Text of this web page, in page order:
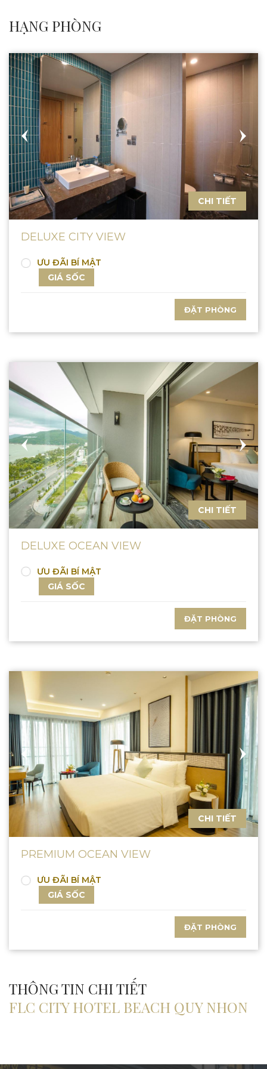
HẠNG PHÒNG
CHI TIẾT
DELUXE CITY VIEW
ƯU ĐÃI BÍ MẬT
GIÁ SỐC
ĐẶT PHÒNG
CHI TIẾT
DELUXE OCEAN VIEW
ƯU ĐÃI BÍ MẬT
GIÁ SỐC
ĐẶT PHÒNG
CHI TIẾT
PREMIUM OCEAN VIEW
ƯU ĐÃI BÍ MẬT
GIÁ SỐC
ĐẶT PHÒNG
THÔNG TIN CHI TIẾT
FLC CITY HOTEL BEACH QUY NHON